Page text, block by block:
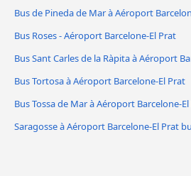
Bus de Pineda de Mar à Aéroport
Bus Roses - Aéroport Barcelone-El Prat
Bus Sant Carles de la Ràpita à Aéroport
Bus Tortosa à Aéroport Barcelone-El Prat
Bus Tossa de Mar à Aéroport Barcelone-
Saragosse à Aéroport Barcelone-El Prat